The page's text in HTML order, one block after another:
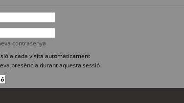
contrasenya
a cada visita automàticament
presència durant aquesta sessió